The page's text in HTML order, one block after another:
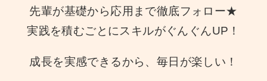
先輩が基礎から応用まで徹底フォロー★
実践を積むごとにスキルがぐんぐんUP！
成長を実感できるから、毎日が楽しい！